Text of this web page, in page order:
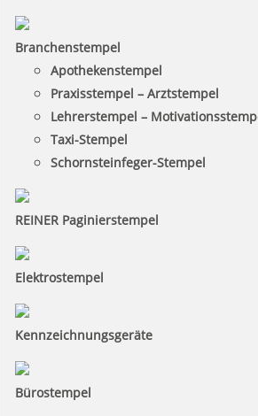
Branchenstempel
Apothekenstempel
Praxisstempel – Arztstempel
Lehrerstempel –
Taxi-Stempel
Schornsteinfeger-Stempel
REINER Paginierstempel
Elektrostempel
Kennzeichnungsgeräte
Bürostempel